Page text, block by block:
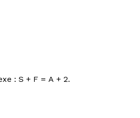
: S + F = A + 2.